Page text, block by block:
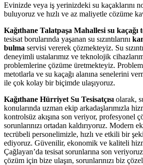
Evinizde veya iş yerinizdeki su kaçaklarını
buluyoruz ve hızlı ve az maliyetle cözüme
Kağıthane Talatpaşa Mahallesi su kaçağı
tesisat borularında yaşanan su sızıntılarını
bulma servisi vererek çözmekteyiz. Su
deneyimli ustalarımız ve teknolojik
problemlerine çözüme üretmekteyiz.
metotlarla ve su kaçağı alanına senelerini
ile çok kolay bir biçimde ulaşıyoruz.
Kağıthane Hürriyet Su Tesisatçısı olarak,
konularında uzman ekip arkadaşlarımızla
kontrolsüz akışına son veriyor, profesyonel
sorunlarınızı ortadan kaldırıyoruz. Modern
tecrübeli personelimizle, hızlı ve etkili bir
ediyoruz. Güvenilir, ekonomik ve kaliteli
Çağlayan’da tesisat sorunlarına son
çözüm için bize ulaşın, sorunlarınızı biz